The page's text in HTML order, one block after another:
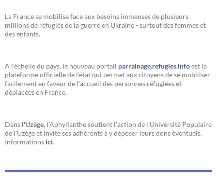
La France se mobilise face aux besoins immenses de plusieurs
millions de réfugiés de la guerre en Ukraine - surtout des femmes et
des enfants.
A l’échelle du pays, le nouveau portail parrainage.refugies.infoest la
plateforme officielle de l'état qui permet aux citoyens de se mobiliser
facilement en faveur de l'accueil des personnes réfugiées et
déplacées en France.
Dans l'Uzège, l'Aphyllanthe soutient l'action de l'Université Populaire
de l'Uzège et invite ses adhérents à y déposer leurs dons éventuels.
Informations ici.